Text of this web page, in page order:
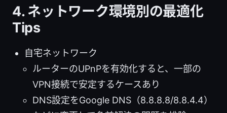
4. ネットワーク環境別の最適化
Tips
自宅ネットワーク
ルーターのUPnPを有効化すると、一部の
VPN接続で安定するケースあり
DNS設定をGoogle DNS（8.8.8.8/8.8.4.4）